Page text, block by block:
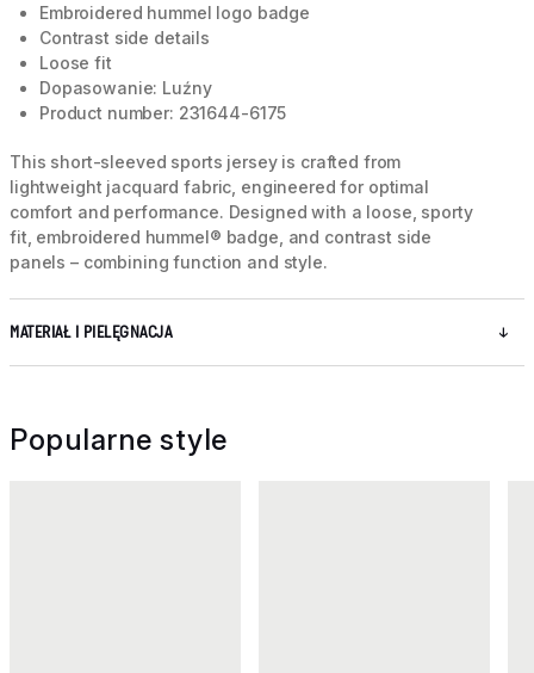
Embroidered hummel logo badge
Contrast side details
Loose fit
Dopasowanie: Luźny
Product number: 231644-6175
This short-sleeved sports jersey is crafted from
lightweight jacquard fabric, engineered for optimal
comfort and performance. Designed with a loose, sporty
fit, embroidered hummel® badge, and contrast side
panels – combining function and style.
MATERIAŁ I PIELĘGNACJA
Popularne style